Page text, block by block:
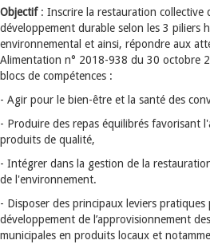
Objectif: Inscrire la restauration collective
développement durable selon les 3 piliers
environnemental et ainsi, répondre aux
Alimentation n° 2018-938 du 30 octobre
blocs de compétences :
- Agir pour le bien-être et la santé des
- Produire des repas équilibrés favorisant
produits de qualité,
- Intégrer dans la gestion de la
de l'environnement.
- Disposer des principaux leviers
développement de l’approvisionnement
municipales en produits locaux et